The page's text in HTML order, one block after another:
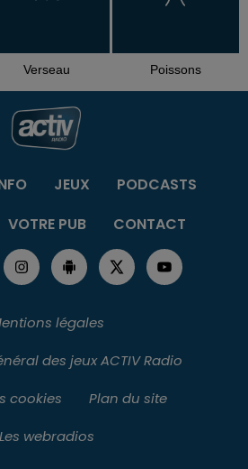
Verseau Poissons
JEUX
PODCASTS
VOTRE PUB CONTACT
légales
des jeux ACTIV Radio
cookies
Plan du site
Les webradios